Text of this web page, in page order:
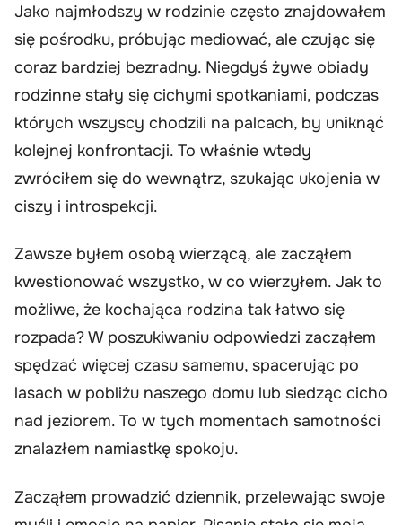
Jako najmłodszy w rodzinie często znajdowałem
się pośrodku, próbując mediować, ale czując się
coraz bardziej bezradny. Niegdyś żywe obiady
rodzinne stały się cichymi spotkaniami, podczas
których wszyscy chodzili na palcach, by uniknąć
kolejnej konfrontacji. To właśnie wtedy
zwróciłem się do wewnątrz, szukając ukojenia w
ciszy i introspekcji.
Zawsze byłem osobą wierzącą, ale zacząłem
kwestionować wszystko, w co wierzyłem. Jak to
możliwe, że kochająca rodzina tak łatwo się
rozpada? W poszukiwaniu odpowiedzi zacząłem
spędzać więcej czasu samemu, spacerując po
lasach w pobliżu naszego domu lub siedząc cicho
nad jeziorem. To w tych momentach samotności
znalazłem namiastkę spokoju.
Zacząłem prowadzić dziennik, przelewając swoje